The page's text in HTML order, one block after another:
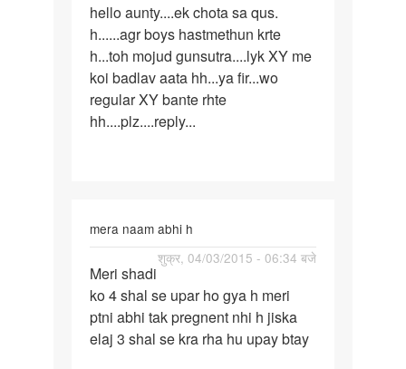
hello
aunty....ek
chota
sa
hello aunty....ek chota sa qus.
h......agr boys hastmethun krte
h...toh mojud gunsutra....lyk XY me
koi badlav aata hh...ya fir...wo
regular XY bante rhte
hh....plz....reply...
mera naam abhi h
शुक्र, 04/03/2015 - 06:34 बजे
Meri
shadi
ko
4
Meri shadi
ko 4 shal se upar ho gya h meri
ptni abhi tak pregnent nhi h jiska
elaj 3 shal se kra rha hu upay btay